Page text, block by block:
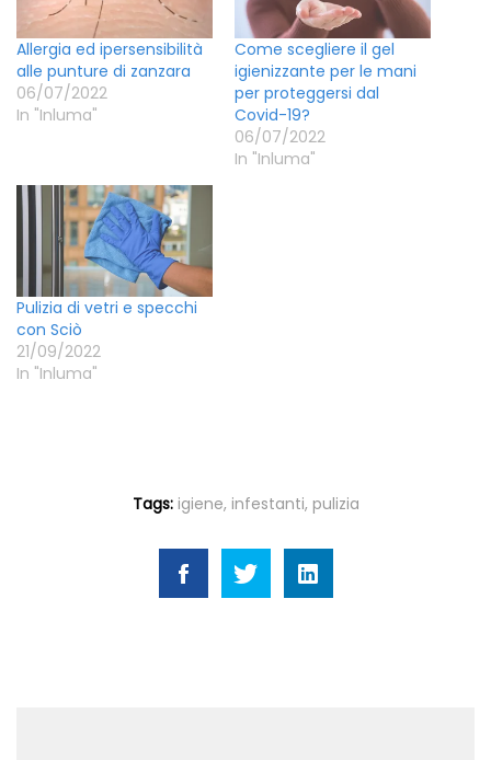
Allergia ed ipersensibilità
alle punture di zanzara
06/07/2022
In "Inluma"
Come scegliere il gel
igienizzante per le mani
per proteggersi dal
Covid-19?
06/07/2022
In "Inluma"
Pulizia di vetri e specchi
con Sciò
21/09/2022
In "Inluma"
Tags: igiene, infestanti, pulizia